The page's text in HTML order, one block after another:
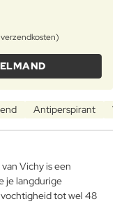
Antiperspirant
Vichy is een
je langdurige
tot wel 48